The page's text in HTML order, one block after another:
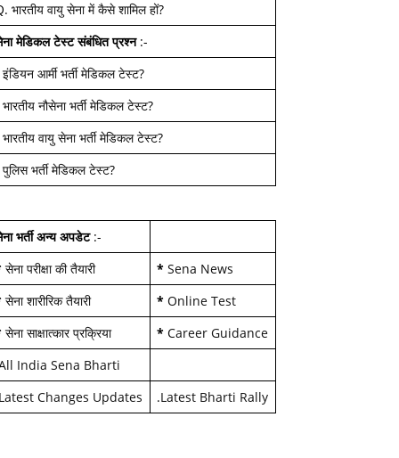
भारतीय वायु सेना में कैसे शामिल हों?
मेडिकल टेस्ट संबंधित प्रश्न:-
इंडियन आर्मी भर्ती मेडिकल टेस्ट?
भारतीय नौसेना भर्ती मेडिकल टेस्ट?
भारतीय वायु सेना भर्ती मेडिकल टेस्ट?
पुलिस भर्ती मेडिकल टेस्ट?
भर्ती अन्य अपडेट:-
सेना परीक्षा की तैयारी * Sena News
सेना शारीरिक तैयारी * Online Test
सेना साक्षात्कार प्रक्रिया * Career Guidance
India Sena Bharti
Latest Changes Updates .Latest Bharti Rally